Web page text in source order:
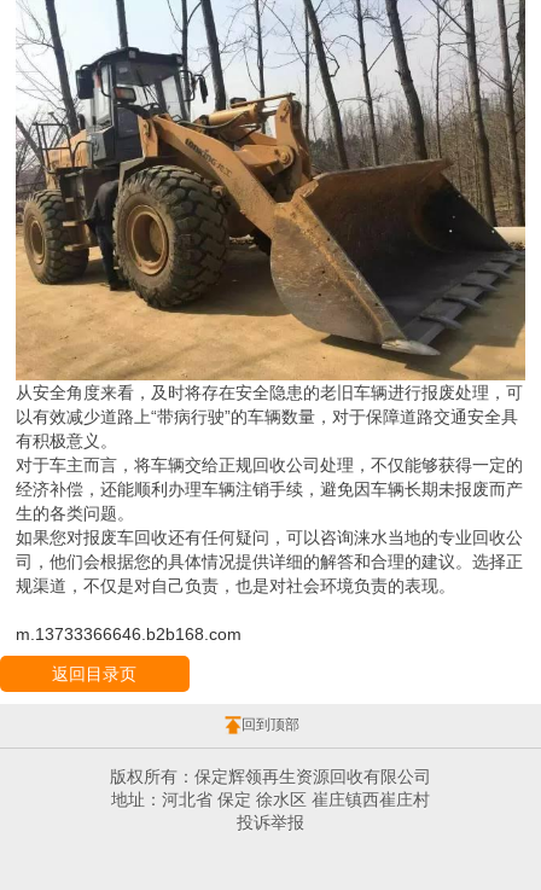
从安全角度来看，及时将存在安全隐患的老旧车辆进行报废处理，可
以有效减少道路上“带病行驶”的车辆数量，对于保障道路交通安全具
有积极意义。
对于车主而言，将车辆交给正规回收公司处理，不仅能够获得一定的
经济补偿，还能顺利办理车辆注销手续，避免因车辆长期未报废而产
生的各类问题。
如果您对报废车回收还有任何疑问，可以咨询涞水当地的专业回收公
司，他们会根据您的具体情况提供详细的解答和合理的建议。选择正
规渠道，不仅是对自己负责，也是对社会环境负责的表现。
m.13733366646.b2b168.com
返回目录页
回到顶部
版权所有：保定辉领再生资源回收有限公司
地址：河北省 保定 徐水区 崔庄镇西崔庄村
投诉举报